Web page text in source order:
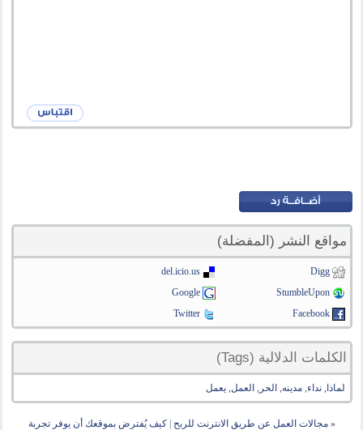
مواقع النشر (المفضلة)
Digg
del.icio.us
StumbleUpon
Google
Facebook
Twitter
الكلمات الدلالية (Tags)
لماذا ,نداء,مدينه, الحر , العمل,يعمل
« مجالات العمل عن طريق الانترنت للربح |كيف يُفترض بموقعك أن يوفر تجربة